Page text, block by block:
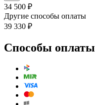
34 500 ₽
Другие способы оплаты
39 330 ₽
Способы оплаты